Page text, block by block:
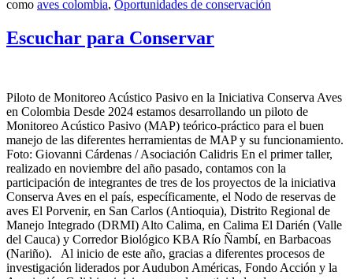
como aves colombia, Oportunidades de conservación
Escuchar para Conservar
Piloto de Monitoreo Acústico Pasivo en la Iniciativa Conserva Aves
en Colombia Desde 2024 estamos desarrollando un piloto de
Monitoreo Acústico Pasivo (MAP) teórico-práctico para el buen
manejo de las diferentes herramientas de MAP y su funcionamiento.
Foto: Giovanni Cárdenas / Asociación Calidris En el primer taller,
realizado en noviembre del año pasado, contamos con la
participación de integrantes de tres de los proyectos de la iniciativa
Conserva Aves en el país, específicamente, el Nodo de reservas de
aves El Porvenir, en San Carlos (Antioquia), Distrito Regional de
Manejo Integrado (DRMI) Alto Calima, en Calima El Darién (Valle
del Cauca) y Corredor Biológico KBA Río Ñambí, en Barbacoas
(Nariño). Al inicio de este año, gracias a diferentes procesos de
investigación liderados por Audubon Américas, Fondo Acción y la